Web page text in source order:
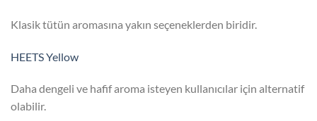
Klasik tütün aromasına yakın seçeneklerden biridir.
HEETS Yellow
Daha dengeli ve hafif aroma isteyen kullanıcılar için alternatif
olabilir.